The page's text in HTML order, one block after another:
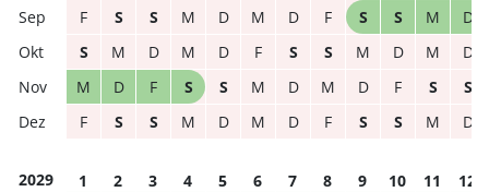
F
S S M D M D F S S M
D
S
M D M D F S S M D M
D
M
D F S S M D M D F S
S
F
S S M D M D F S S M D
2029 1 2 3 4 5 6 7 8 9 10 11
12